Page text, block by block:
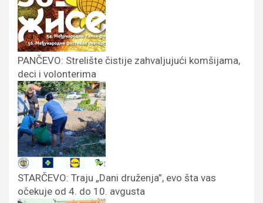
PANČEVO: Strelište čistije zahvaljujući komšijama,
deci i volonterima
STARČEVO: Traju „Dani druženja”, evo šta vas
očekuje od 4. do 10. avgusta